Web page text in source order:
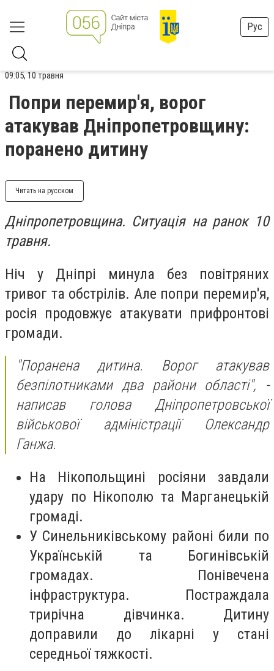
Рус
09:05, 10 травня
Попри перемир'я, ворог
атакував Дніпропетровщину:
поранено дитину
Читать на русском
Дніпропетровщина. Ситуація на ранок 10
травня.
Ніч у Дніпрі минула без повітряних
тривог та обстрілів. Але попри перемир'я,
росія продовжує атакувати прифронтові
громади.
"Поранена дитина. Ворог атакував
безпілотниками два райони області", -
написав голова Дніпропетровської
військової адміністрації Олександр
Ганжа.
На Нікопольщині росіяни завдали
удару по Нікополю та Марганецькій
громаді.
У Синельниківському районі били по
Українській та Богинівській
громадах. Понівечена
інфраструктура. Постраждала
трирічна дівчинка. Дитину
доправили до лікарні у стані
середньої тяжкості.